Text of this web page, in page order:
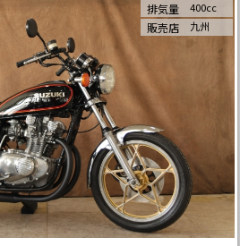
排気量 400cc
販売店 九州